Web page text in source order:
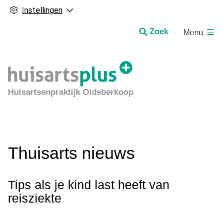
Instellingen
Zoek
Huisartsenpraktijk Oldeberkoop
Menu
Thuisarts nieuws
Tips als je kind last heeft van
reisziekte